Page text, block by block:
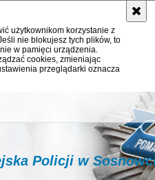
użytkownikom korzystanie z
nie blokujesz tych plików, to
w pamięci urządzenia.
cookies, zmieniając
przeglądarki oznacza
Policji w